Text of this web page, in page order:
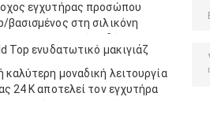
εγχυτήρας προσώπου
βασισμένος στη σιλικόνη
Top ενυδατωτικό μακιγιάζ
καλύτερη μοναδική λειτουργία
24 Κ αποτελεί τον εγχυτήρα